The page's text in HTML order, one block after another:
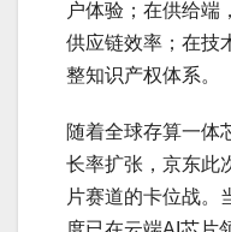
户体验；在供给端
供应链效率；在技
整知识产权体系。
随着全球存算一体
长率扩张，京东此
片赛道的卡位战。